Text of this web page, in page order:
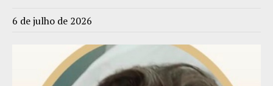
6 de julho de 2026